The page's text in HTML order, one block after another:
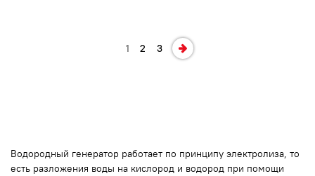
1 2 3
Водородный генератор работает по принципу электролиза, то
есть разложения воды на кислород и водород при помощи